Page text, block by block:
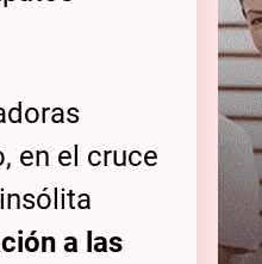
en el cruce
a las